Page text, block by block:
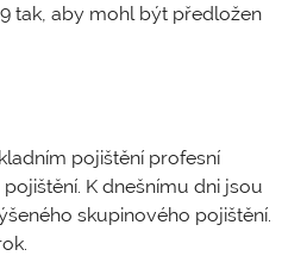
tak, aby mohl být předložen
pojištění profesní
K dnešnímu dni jsou
skupinového pojištění.